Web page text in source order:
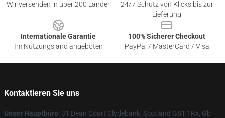
Wir versenden in über 200 Länder
24/7 Schutz von Klicks bis zur
Lieferung
Internationale Garantie
Im Nutzungsland angeboten
100% Sicherer Checkout
PayPal / MasterCard / Visa
Kontaktieren Sie uns
Unser Hauptbüro: 31 Dean Court Clydebank, Scotland G81 1Rx, Gb